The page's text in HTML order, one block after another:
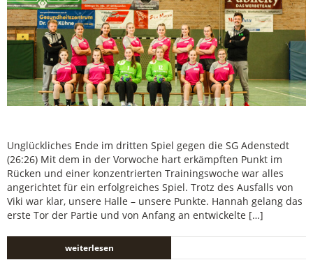
Unglückliches Ende im dritten Spiel gegen die SG Adenstedt
(26:26) Mit dem in der Vorwoche hart erkämpften Punkt im
Rücken und einer konzentrierten Trainingswoche war alles
angerichtet für ein erfolgreiches Spiel. Trotz des Ausfalls von
Viki war klar, unsere Halle – unsere Punkte. Hannah gelang das
erste Tor der Partie und von Anfang an entwickelte […]
weiterlesen